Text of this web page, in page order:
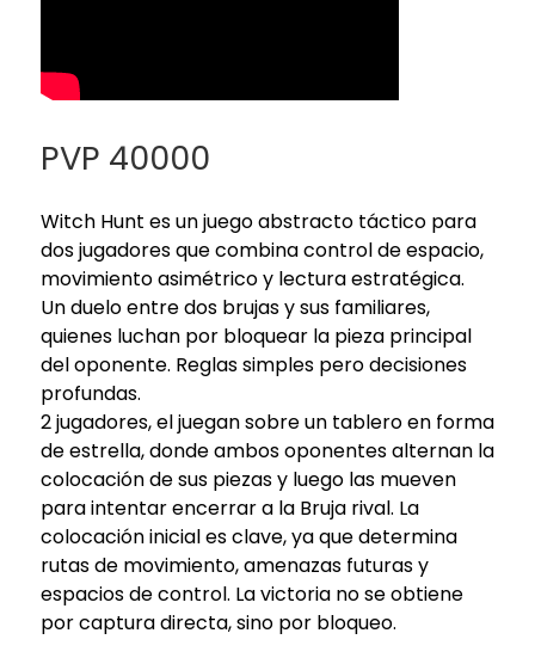
PVP 40000
Witch Hunt es un juego abstracto táctico para
dos jugadores que combina control de espacio,
movimiento asimétrico y lectura estratégica.
Un duelo entre dos brujas y sus familiares,
quienes luchan por bloquear la pieza principal
del oponente. Reglas simples pero decisiones
profundas.
2 jugadores, el juegan sobre un tablero en forma
de estrella, donde ambos oponentes alternan la
colocación de sus piezas y luego las mueven
para intentar encerrar a la Bruja rival. La
colocación inicial es clave, ya que determina
rutas de movimiento, amenazas futuras y
espacios de control. La victoria no se obtiene
por captura directa, sino por bloqueo.